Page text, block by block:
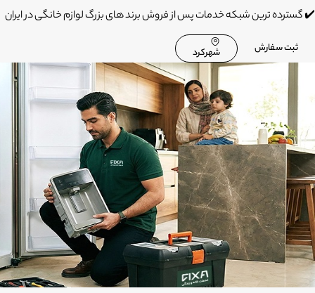
✔️ گسترده ترین شبکه خدمات پس از فروش برند های بزرگ لوازم خانگی در ایران
ثبت سفارش شهرکرد